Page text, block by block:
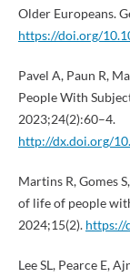
Older Europeans.
https://doi.org/
Pavel A, Paun R,
People With
2023;24(2):60–4.
http://dx.doi.org/
Martins R, Gomes
of life of people
2024;15(2). https://
Lee SL, Pearce E,